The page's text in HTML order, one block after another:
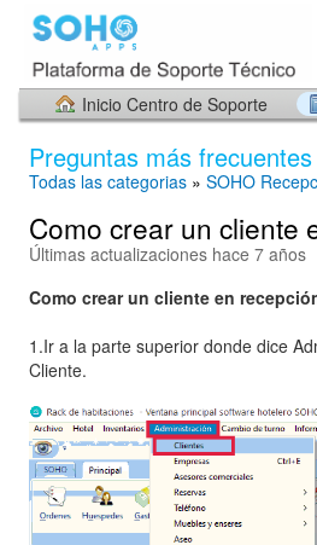
Inicio Centro de Soporte
Preguntas más frecuentes
Todas las categorias » SOHO
Como crear un cliente
Últimas actualizaciones hace 7 años
Como crear un cliente en
1.Ir a la parte superior donde dice
Cliente.